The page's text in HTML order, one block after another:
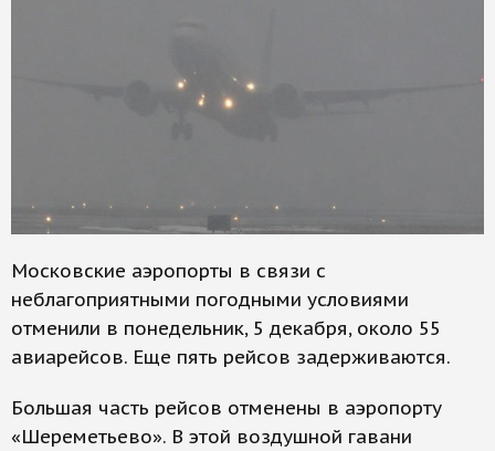
Московские аэропорты в связи с
неблагоприятными погодными условиями
отменили в понедельник, 5 декабря, около 55
авиарейсов. Еще пять рейсов задерживаются.
Большая часть рейсов отменены в аэропорту
«Шереметьево». В этой воздушной гавани